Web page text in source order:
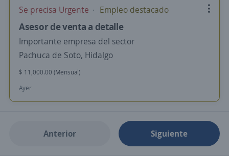
Se precisa Urgente Empleo destacado
Asesor de venta a detalle
Importante empresa del sector
Pachuca de Soto, Hidalgo
$ 11,000.00 (Mensual)
Ayer
Anterior Siguiente